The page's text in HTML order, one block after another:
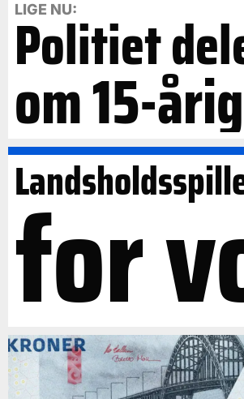
LIGE NU:
Politiet
om 15-
for